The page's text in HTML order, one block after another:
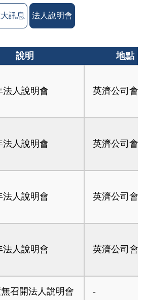
訊息 法人說明會
說明 地點
法人說明會 英濟公司會
法人說明會 英濟公司會
法人說明會 英濟公司會
法人說明會 英濟公司會
召開法人說明會 -